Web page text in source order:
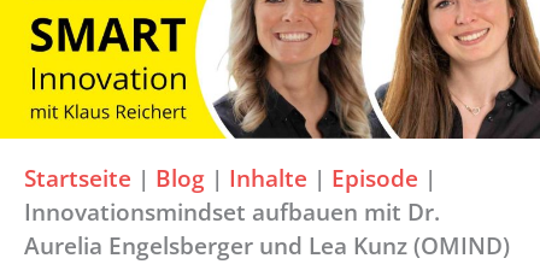
Startseite | Blog | Inhalte | Episode |
Innovationsmindset aufbauen mit Dr.
Aurelia Engelsberger und Lea Kunz (OMIND)